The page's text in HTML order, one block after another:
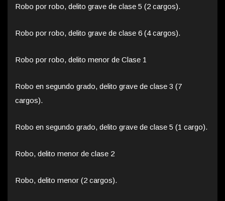
Robo por robo, delito grave de clase 5 (2 cargos).
Robo por robo, delito grave de clase 6 (4 cargos).
Robo por robo, delito menor de Clase 1
Robo en segundo grado, delito grave de clase 3 (7
cargos).
Robo en segundo grado, delito grave de clase 5 (1 cargo).
Robo, delito menor de clase 2
Robo, delito menor (2 cargos).